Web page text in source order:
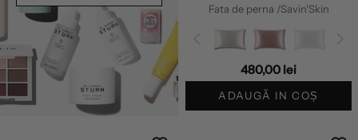
Fata de perna /Savin'Skin
480,00 lei
ADAUGĂ IN COȘ